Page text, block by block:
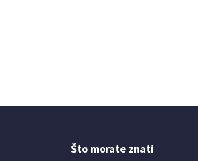
Što morate znati